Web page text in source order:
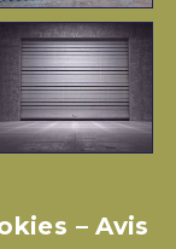
– Avis